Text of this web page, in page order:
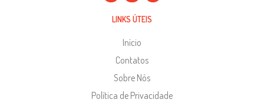
LINKS ÚTEIS
Início
Contatos
Sobre Nós
Política de Privacidade